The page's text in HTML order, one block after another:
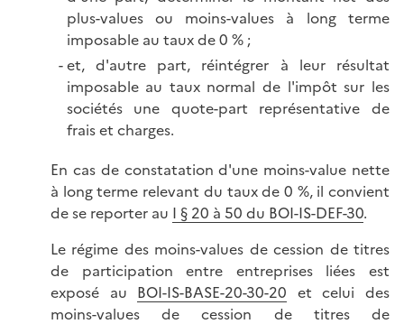
plus-values ou moins-values à long terme
imposable au taux de 0 % ;
et, d'autre part, réintégrer à leur résultat
imposable au taux normal de l'impôt sur les
sociétés une quote-part représentative de
frais et charges.
En cas de constatation d'une moins-value nette
à long terme relevant du taux de 0 %, il convient
de se reporter au I § 20 à 50 du BOI-IS-DEF-30.
Le régime des moins-values de cession de titres
de participation entre entreprises liées est
exposé au BOI-IS-BASE-20-30-20 et celui des
moins-values de cession de titres de